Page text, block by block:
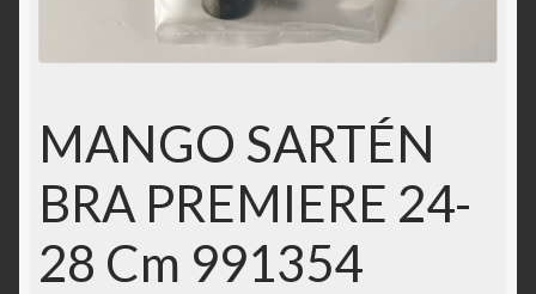
MANGO SARTÉN
BRA PREMIERE 24-
28 Cm 991354